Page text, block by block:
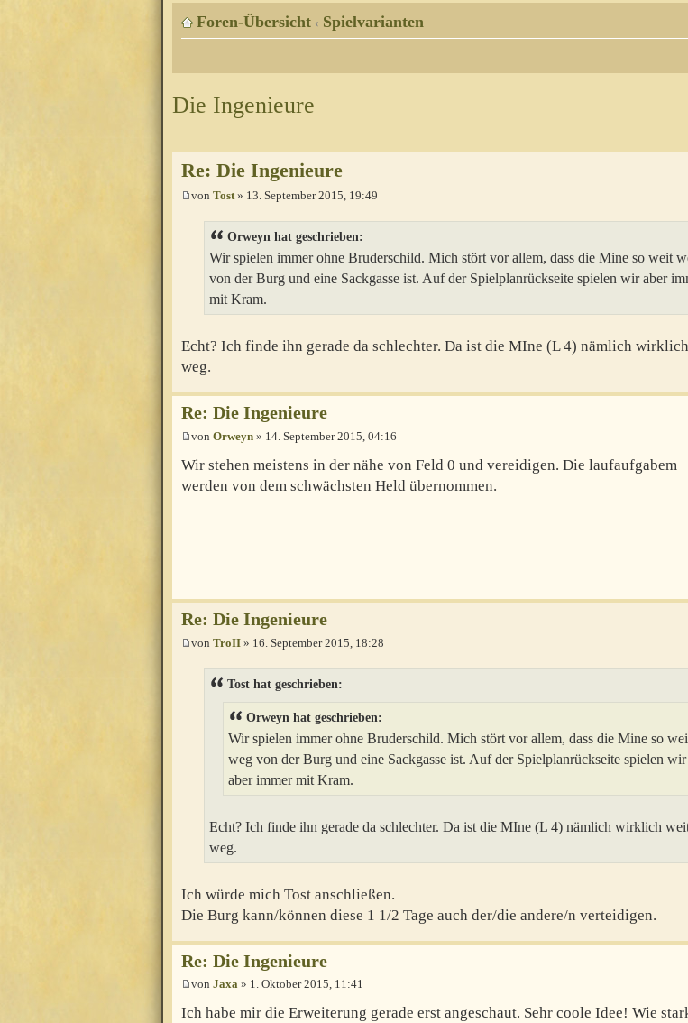
Foren-Übersicht ‹ Spielvarianten
Die Ingenieure
Re: Die Ingenieure
von Tost» 13. September 2015, 19:49
Orweyn hat geschrieben:
Wir spielen immer ohne Bruderschild. Mich stört vor allem, dass die Mine so weit
von der Burg und eine Sackgasse ist. Auf der Spielplanrückseite spielen wir aber
mit Kram.
Echt? Ich finde ihn gerade da schlechter. Da ist die MIne (L 4) nämlich
weg.
Re: Die Ingenieure
von Orweyn » 14. September 2015, 04:16
Wir stehen meistens in der nähe von Feld 0 und vereidigen. Die laufaufgabem
werden von dem schwächsten Held übernommen.
Re: Die Ingenieure
von TroII » 16. September 2015, 18:28
Tost hat geschrieben:
Orweyn hat geschrieben:
Wir spielen immer ohne Bruderschild. Mich stört vor allem, dass die Mine so
weg von der Burg und eine Sackgasse ist. Auf der Spielplanrückseite spielen wir
aber immer mit Kram.
Echt? Ich finde ihn gerade da schlechter. Da ist die MIne (L 4) nämlich wirklich
weg.
Ich würde mich Tost anschließen.
Die Burg kann/können diese 1 1/2 Tage auch der/die andere/n verteidigen.
Re: Die Ingenieure
von Jaxa » 1. Oktober 2015, 11:41
Ich habe mir die Erweiterung gerade erst angeschaut. Sehr coole Idee! Wie